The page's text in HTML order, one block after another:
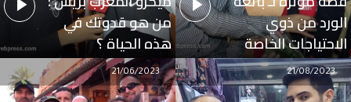
الورد من ذوي
الاحتياجات الخاصة
من هو قدوتك في
هذه الحياة ؟
21/08/2023
21/06/2023